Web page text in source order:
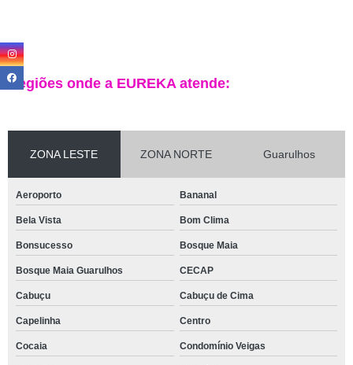
Regiões onde a EUREKA atende:
ZONA LESTE ZONA NORTE Guarulhos
Aeroporto Bananal
Bela Vista Bom Clima
Bonsucesso Bosque Maia
Bosque Maia Guarulhos CECAP
Cabuçu Cabuçu de Cima
Capelinha Centro
Cocaia Condomínio Veigas